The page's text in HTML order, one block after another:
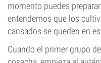
momento puedes
entendemos que los
cansados se queden en
Cuando el primer grupo